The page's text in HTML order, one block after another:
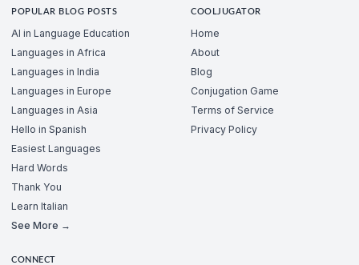
POPULAR BLOG POSTS
AI in Language Education
Languages in Africa
Languages in India
Languages in Europe
Languages in Asia
Hello in Spanish
Easiest Languages
Hard Words
Thank You
Learn Italian
See More →
COOLJUGATOR
Home
About
Blog
Conjugation Game
Terms of Service
Privacy Policy
CONNECT